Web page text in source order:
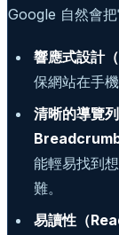
Google 自然會把
響應式設計（
保網站在手
清晰的導覽
能輕易找到
難。
易讀性（